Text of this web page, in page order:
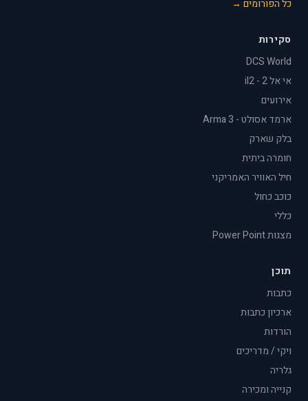
כל הפורומים →
סקירות
DCS World
אי אל 2 - il2
אירועים
ארמד אסולט - Arma 3
בלק שארק
חומרה ביתית
חיל האוויר האמריקני
כוכב כחול
כללי
מצגות Power Point
תוכן
כתבות
ארכיון כתבות
הורדות
ויקי / מדריכים
גלריה
קנייה ומכירה